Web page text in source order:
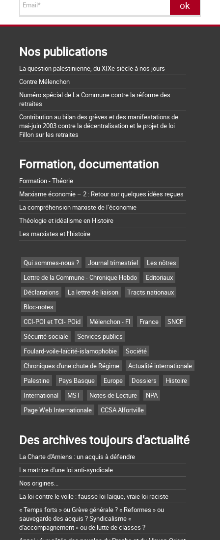
Nos publications
La question palestinienne, du XIXe siècle à nos jours
Contre Mélenchon
Numéro spécial de La Commune contre la réforme des
retraites
Contribution au bilan des grèves et des manifestations de
mai-juin 2003 contre la décentralisation et le projet de loi
Fillon sur les retraites
Formation, documentation
Formation - Théorie
Marxisme économie – 2 : Retour sur quelques idées reçues
La compréhension marxiste de l’économie
Théologie et idéalisme en Histoire
Les marxistes et l’histoire
Qui sommes-nous ? Journal trimestriel
Les nôtres
Lettre de la Commune - Chronique Hebdo
Editoriaux
Déclarations
La lettre de liaison
Tracts nationaux
Bloc-notes
CCI-POI et TCI- POid
Mélenchon - FI France
SNCF
Sécurité sociale
Services publics
Foulard-voile-laïcité-islamophobie
Société
Chroniques d'une chute de Régime
Actualité internationale
Palestine
Pays Basque Europe Dossiers
Histoire
International
MST Notes de Lecture
NPA
Page Web Internationale
CCSA Alfortville
Des archives toujours d'actualité
La Charte d'Amiens : un acquis à défendre
La matrice d'une loi anti-syndicale
Nos origines...
La loi contre le voile : fausse loi laïque, vraie loi raciste
« Temps forts » ou Grève générale ? « Reformes » ou
sauvegarde des acquis ? Syndicalisme «
d'accompagnement » ou de lutte de classes ?